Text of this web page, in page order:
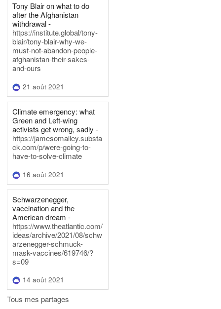
Tony Blair on what to do
after the Afghanistan
withdrawal -
https://institute.global/tony-
blair/tony-blair-why-we-
must-not-abandon-people-
afghanistan-their-sakes-
and-ours
21 août 2021
Climate emergency: what
Green and Left-wing
activists get wrong, sadly -
https://jamesomalley.substa
ck.com/p/were-going-to-
have-to-solve-climate
16 août 2021
Schwarzenegger,
vaccination and the
American dream -
https://www.theatlantic.com/
ideas/archive/2021/08/schw
arzenegger-schmuck-
mask-vaccines/619746/?
s=09
14 août 2021
Tous mes partages